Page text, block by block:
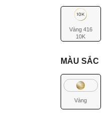
Vàng 416
10K
MÀU SẮC
Vàng